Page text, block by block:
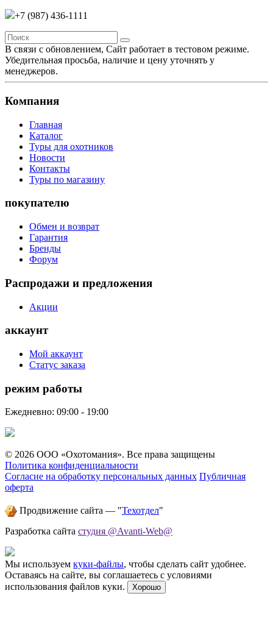
+7 (987) 436-1111
В связи с обновлением, Сайт работает в тестовом режиме.
Убедительная просьба, наличие и цену уточнять у
менеджеров.
Компания
Главная
Каталог
Туры для охотников
Новости
Контакты
Туры по магазину
покупателю
Обмен и возврат
Гарантия
Бренды
Форум
Распродажи и предложения
Акции
аккаунт
Мой аккаунт
Статус заказа
режим работы
Ежедневно: 09:00 - 19:00
© 2026 ООО «Охотомания». Все права защищены
Политика конфиденциальности
Согласие на обработку персональных данных Публичная
оферта
Продвижение сайта — "Техотдел"
Разработка сайта студия @Avanti-Web@
Мы используем куки-файлы, чтобы сделать сайт удобнее.
Оставаясь на сайте, вы соглашаетесь с условиями
использования файлов куки.
Хорошо